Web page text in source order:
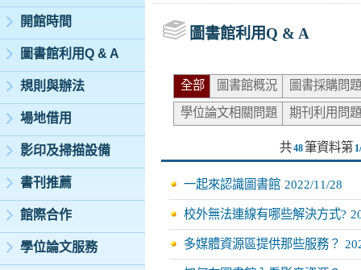
開館時間
圖書館利用Q & A
規則與辦法
場地借用
影印及掃描設備
書刊推薦
館際合作
學位論文服務
圖書館利用Q & A
全部 圖書館概況
圖書採購問
學位論文相關問題
期刊利用問
共48筆資料第
一起來認識圖書館 2022/11/28
校外無法連線有哪些解決方式?
多媒體資源區提供那些服務？